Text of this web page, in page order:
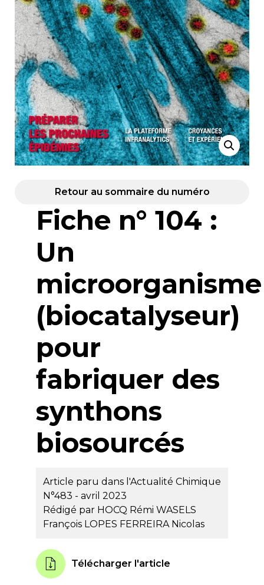
Retour au sommaire du numéro
Fiche n° 104 :
Un
microorganisme
(biocatalyseur)
pour
fabriquer des
synthons
biosourcés
Article paru dans l'Actualité Chimique
N°483 - avril 2023
Rédigé par HOCQ Rémi WASELS
François LOPES FERREIRA Nicolas
Télécharger l'article